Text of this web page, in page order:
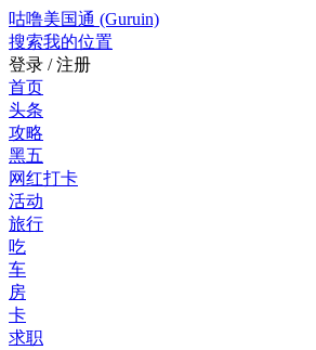
咕噜美国通 (Guruin)
搜索我的位置
登录 / 注册
首页
头条
攻略
黑五
网红打卡
活动
旅行
吃
车
房
卡
求职